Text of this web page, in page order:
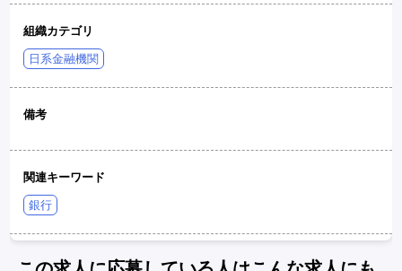
組織カテゴリ
日系金融機関
備考
関連キーワード
銀行